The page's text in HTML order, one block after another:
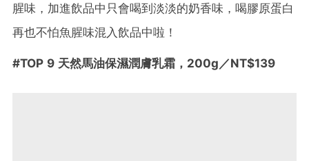
腥味，加進飲品中只會喝到淡淡的奶香味，喝膠原蛋白
再也不怕魚腥味混入飲品中啦！
#TOP 9 天然馬油保濕潤膚乳霜 ， 200g ／NT$139